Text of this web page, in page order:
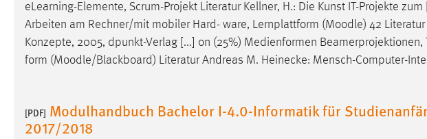
eLearning-Elemente, Scrum-Projekt Literatur Kellner, H.: Die Kunst IT-Projekte
Arbeiten am Rechner/mit mobiler Hard- ware, Lernplattform (Moodle) 42
Konzepte, 2005, dpunkt-Verlag [...] on (25%) Medienformen
form (Moodle/Blackboard) Literatur Andreas M. Heinecke: Mensch-Computer-
[PDF] Modulhandbuch Bachelor I-4.0-Informatik für
2017/2018
Facebook Pixel
Name: _fbp
Cookie Laufzeit: